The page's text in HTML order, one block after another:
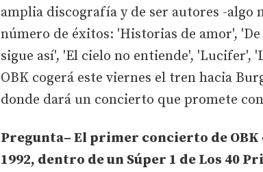
amplia discografía y de ser autores -algo
número de éxitos: 'Historias de amor',
sigue así', 'El cielo no entiende', 'Lucifer',
OBK cogerá este viernes el tren hacia
donde dará un concierto que promete
Pregunta– El primer concierto de OBK
1992, dentro de un Súper 1 de Los 40